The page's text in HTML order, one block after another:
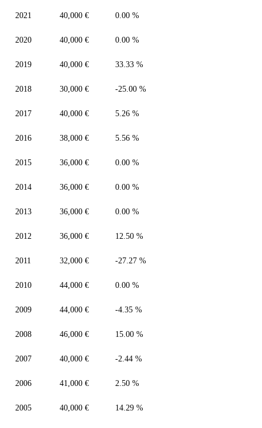
2021 40,000 € 0.00 %
2020 40,000 € 0.00 %
2019 40,000 € 33.33 %
2018 30,000 € -25.00 %
2017 40,000 € 5.26 %
2016 38,000 € 5.56 %
2015 36,000 € 0.00 %
2014 36,000 € 0.00 %
2013 36,000 € 0.00 %
2012 36,000 € 12.50 %
2011 32,000 € -27.27 %
2010 44,000 € 0.00 %
2009 44,000 € -4.35 %
2008 46,000 € 15.00 %
2007 40,000 € -2.44 %
2006 41,000 € 2.50 %
2005 40,000 € 14.29 %